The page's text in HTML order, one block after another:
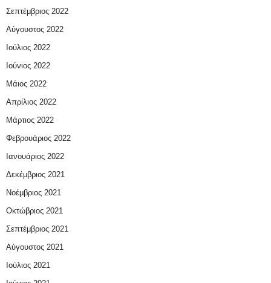
Σεπτέμβριος 2022
Αύγουστος 2022
Ιούλιος 2022
Ιούνιος 2022
Μάιος 2022
Απρίλιος 2022
Μάρτιος 2022
Φεβρουάριος 2022
Ιανουάριος 2022
Δεκέμβριος 2021
Νοέμβριος 2021
Οκτώβριος 2021
Σεπτέμβριος 2021
Αύγουστος 2021
Ιούλιος 2021